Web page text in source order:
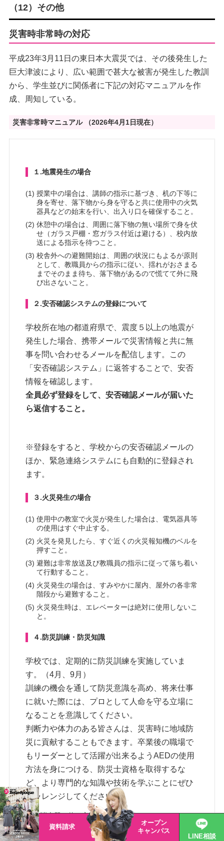
（12）その他
災害時非常時の対応
平成23年3月11日の東日本大震災では、その後発生した
巨大津波により、広い範囲で甚大な被害が発生した教訓
から、学生並びに関係者に下記の対応マニュアルを作
成、周知している。
災害非常時マニュアル （2026年4月1日現在）
１.地震発生の場合
授業中の場合は、講師の指示に基づき、机の下等に
身を寄せ、落下物から身を守ると共に使用中の火気
器具などの始末を行い、出入り口を確保すること。
休憩中の場合は、周囲に落下物の無い場所で身を伏
せ（ガラス戸棚・窓ガラス付近は避ける）、校内放
送による指示を待つこと。
校舎外への避難開始は、周囲の状況にもよるが原則
として、教職員からの指示に従い、揺れがおさまる
までそのまま待ち、落下物があるので慌てて外に飛
び出さないこと。
２.安否確認システムの登録について
学校所在地の都道府県で、震度５以上の地震が
発生した場合、携帯メールで災害情報と共に無
事を問い合わせるメールを配信します。この
「安否確認システム」に返答することで、安否
情報を確認します。
全員必ず登録をして、安否確認メールが届いた
ら返信すること。
※登録をすると、学校からの安否確認メールの
ほか、緊急連絡システムにも自動的に登録され
ます。
３.火災発生の場合
使用中の教室で火災が発生した場合は、電気器具等
の使用はすぐ中止する。
火災を発見したら、すぐ近くの火災報知機のベルを
押すこと。
避難は非常放送及び教職員の指示に従って落ち着い
て行動すること。
火災発生の場合は、すみやかに屋内、屋外の各非常
階段から避難すること。
火災発生時は、エレベーターは絶対に使用しないこ
と。
４.防災訓練・防災知識
学校では、定期的に防災訓練を実施していま
す。（4月、9月）
訓練の機会を通して防災意識を高め、将来仕事
に就いた際には、プロとして人命を守る立場に
なることを意識してください。
判断力や体力のある皆さんは、災害時に地域防
災に貢献することもできます。卒業後の職場で
もリーダーとして活躍が出来るようAEDの使用
方法を身につける、防災士資格を取得するな
ど、より専門的な知識や技術を学ぶことにぜひ
チャレンジしてください。
消火器の使い方を知っていますか？
消火栓の扱い方を知っていますか？
資料請求
オープン
キャンパス
LINE相談